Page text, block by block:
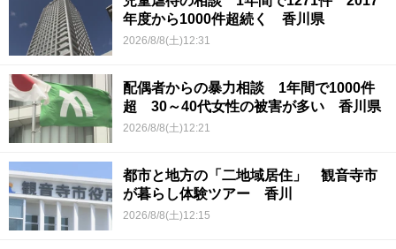
年度から1000件超続く 香川県
2026/8/8(土)12:31
配偶者からの暴力相談 1年間で1000件
超 30～40代女性の被害が多い 香川県
2026/8/8(土)12:21
都市と地方の「二地域居住」 観音寺市
が暮らし体験ツアー 香川
2026/8/8(土)12:15